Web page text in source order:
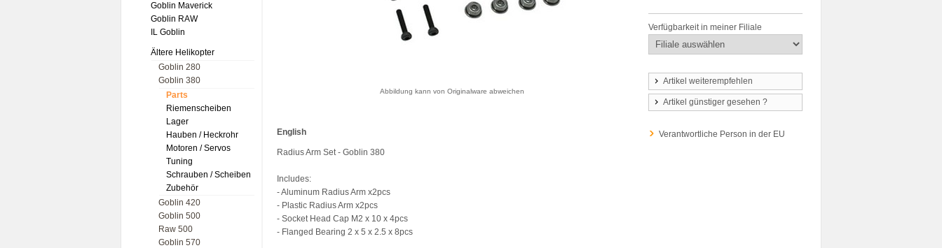
Goblin Maverick
Goblin RAW
IL Goblin
Ältere Helikopter
Goblin 280
Goblin 380
Parts
Riemenscheiben
Lager
Hauben / Heckrohr
Motoren / Servos
Tuning
Schrauben / Scheiben
Zubehör
Goblin 420
Goblin 500
Raw 500
Goblin 570
Abbildung kann von Originalware abweichen
English
Radius Arm Set - Goblin 380
Includes:
- Aluminum Radius Arm x2pcs
- Plastic Radius Arm x2pcs
- Socket Head Cap M2 x 10 x 4pcs
- Flanged Bearing 2 x 5 x 2.5 x 8pcs
Verfügbarkeit in meiner Filiale
Artikel weiterempfehlen
Artikel günstiger gesehen ?
Verantwortliche Person in der EU